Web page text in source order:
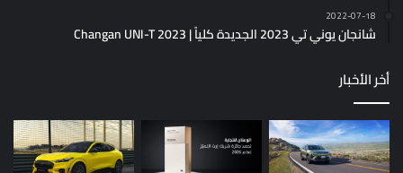
2022-07-18
شانجان يوني تي 2023 الجديدة كلياً | Changan UNI-T 2023
أخر الأخبار